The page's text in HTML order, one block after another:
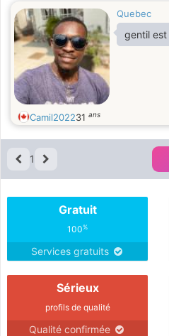
Quebec
gentil
Camil202231 ans
1
Gratuit
100%
Services gratuits
Sérieux
profils de qualité
Qualité confirmée